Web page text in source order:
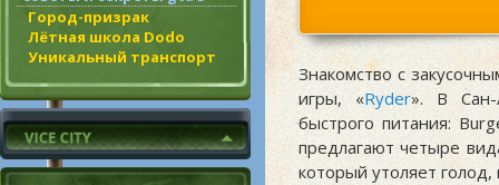
Город-призрак
Лётная школа Dodo
Уникальный транспорт
Знакомство с
игры, «Ryder». В Сан-
быстрого питания:
предлагают четыре
который утоляет